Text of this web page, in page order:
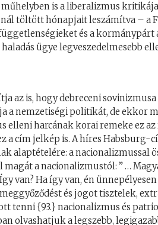
is a liberalizmus kritikája
töltött hónapjait leszámítva – a
függetlenségieket és a
ügye legveszedelmesebb
az is, hogy debreceni
nemzetiségi politikát, de ekkor
elleni harcának korai remeke ez
a cím jelkép is. A híres Habsburg-
alaptételére: a nacionalizmussal
a nacionalizmustól: ” …
van? Ha így van, én
és jogot tisztelek,
tenni {93.} nacionalizmus és
olvashatjuk a legszebb,